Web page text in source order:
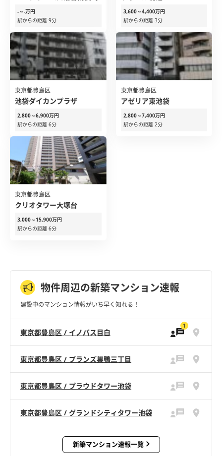
-～-万円
駅からの距離 9分
3,600～4,400万円
駅からの距離 3分
東京都豊島区
池袋ダイカンプラザ
2,800～6,900万円
駅からの距離 6分
東京都豊島区
アゼリア東池袋
2,800～7,400万円
駅からの距離 2分
東京都豊島区
クリオタワー大塚台
3,000～15,900万円
駅からの距離 6分
物件周辺の新築マンション速報
建設中のマンション情報がいち早く知れる！
東京都豊島区 / イノバス目白
1
東京都豊島区 / ブランズ巣鴨三丁目
東京都豊島区 / プラウドタワー池袋
東京都豊島区 / グランドシティタワー池袋
新築マンション速報一覧